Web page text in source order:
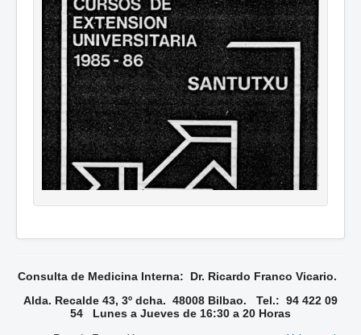
Consulta de Medicina Interna: Dr. Ricardo Franco Vicario.
Alda. Recalde 43, 3º dcha. 48008 Bilbao. Tel.: 94 422 09
54 Lunes a Jueves de 16:30 a 20 Horas